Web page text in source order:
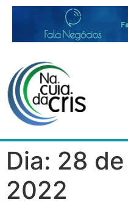
Dia: 28
2022